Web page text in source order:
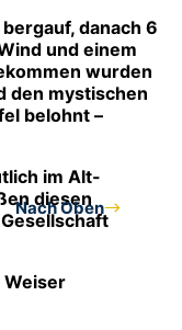
danach 6
und einem
wurden
den mystischen
belohnt –
im Alt-
diesen
Weiser
Nach Oben